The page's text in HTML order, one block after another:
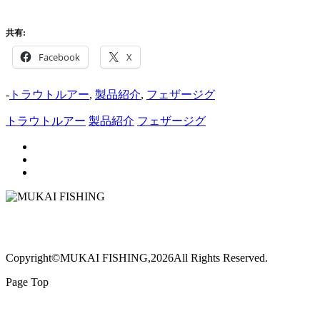
共有:
Facebook X
- トラウトルアー, 製品紹介, フェザージグ
トラウトルアー 製品紹介 フェザージグ
Copyright©MUKAI FISHING,2026All Rights Reserved.
Page Top